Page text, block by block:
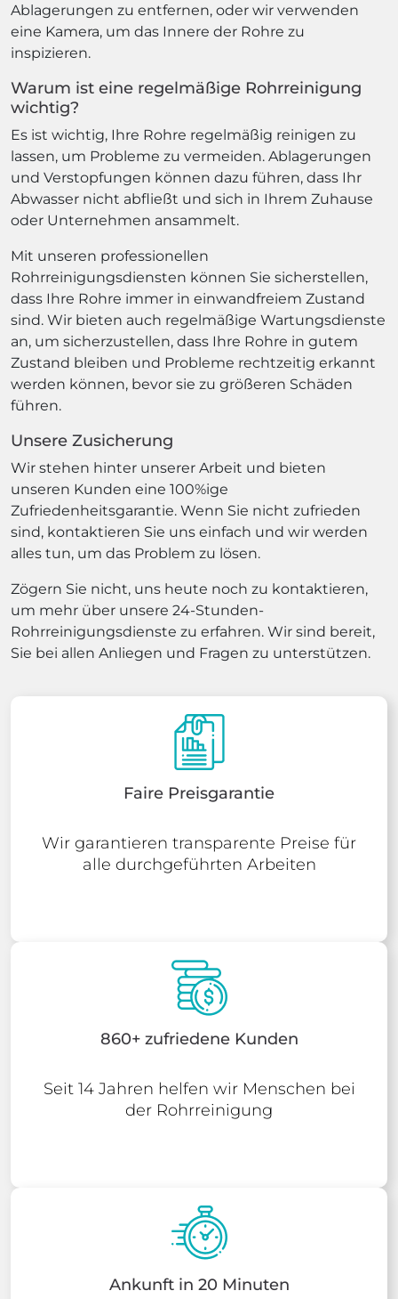
Ablagerungen zu entfernen, oder wir verwenden
eine Kamera, um das Innere der Rohre zu
inspizieren.
Warum ist eine regelmäßige Rohrreinigung
wichtig?
Es ist wichtig, Ihre Rohre regelmäßig reinigen zu
lassen, um Probleme zu vermeiden. Ablagerungen
und Verstopfungen können dazu führen, dass Ihr
Abwasser nicht abfließt und sich in Ihrem Zuhause
oder Unternehmen ansammelt.
Mit unseren professionellen
Rohrreinigungsdiensten können Sie sicherstellen,
dass Ihre Rohre immer in einwandfreiem Zustand
sind. Wir bieten auch regelmäßige Wartungsdienste
an, um sicherzustellen, dass Ihre Rohre in gutem
Zustand bleiben und Probleme rechtzeitig erkannt
werden können, bevor sie zu größeren Schäden
führen.
Unsere Zusicherung
Wir stehen hinter unserer Arbeit und bieten
unseren Kunden eine 100%ige
Zufriedenheitsgarantie. Wenn Sie nicht zufrieden
sind, kontaktieren Sie uns einfach und wir werden
alles tun, um das Problem zu lösen.
Zögern Sie nicht, uns heute noch zu kontaktieren,
um mehr über unsere 24-Stunden-
Rohrreinigungsdienste zu erfahren. Wir sind bereit,
Sie bei allen Anliegen und Fragen zu unterstützen.
Faire Preisgarantie
Wir garantieren transparente Preise für
alle durchgeführten Arbeiten
860+ zufriedene Kunden
Seit 14 Jahren helfen wir Menschen bei
der Rohrreinigung
Ankunft in 20 Minuten